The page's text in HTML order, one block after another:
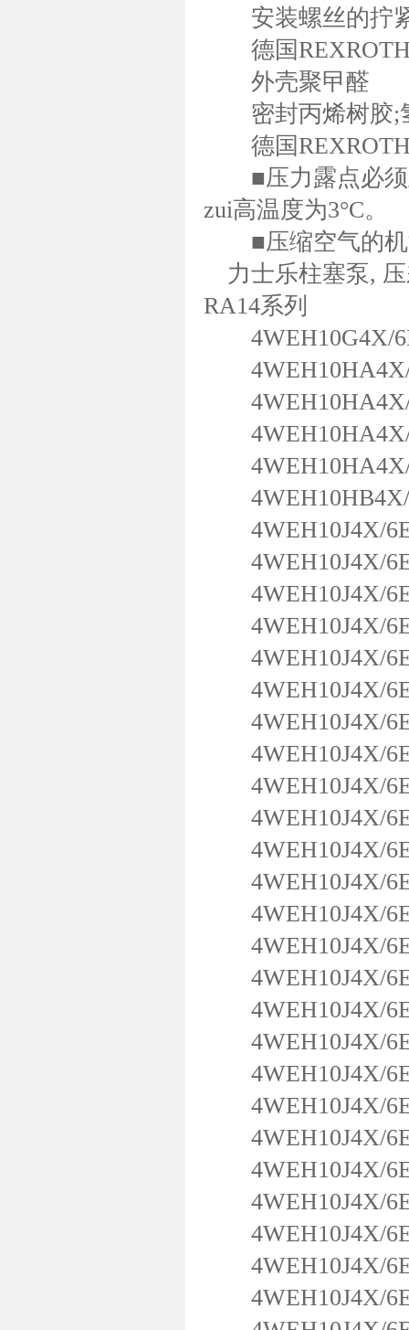
安装螺丝的拧紧
德国REXROTH
外壳聚曱醛
密封丙烯树胶;
德国REXROTH
■压力露点必须
zui高温度为3°C。
■压缩空气的机
力士乐柱塞泵, 压
RA14系列
4WEH10G4X/
4WEH10HA4X/
4WEH10HA4X/
4WEH10HA4X/
4WEH10HA4X/
4WEH10HB4X/
4WEH10J4X/
4WEH10J4X/
4WEH10J4X/
4WEH10J4X/
4WEH10J4X/
4WEH10J4X/
4WEH10J4X/
4WEH10J4X/
4WEH10J4X/
4WEH10J4X/
4WEH10J4X/
4WEH10J4X/
4WEH10J4X/
4WEH10J4X/
4WEH10J4X/
4WEH10J4X/
4WEH10J4X/
4WEH10J4X/
4WEH10J4X/
4WEH10J4X/
4WEH10J4X/
4WEH10J4X/
4WEH10J4X/
4WEH10J4X/
4WEH10J4X/